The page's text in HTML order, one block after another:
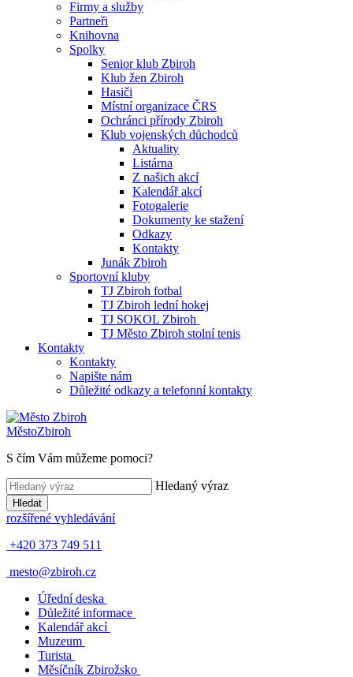
Firmy a služby
Partneři
Knihovna
Spolky
Senior klub Zbiroh
Klub žen Zbiroh
Hasiči
Místní organizace ČRS
Ochránci přírody Zbiroh
Klub vojenských důchodců
Aktuality
Listárna
Z našich akcí
Kalendář akcí
Fotogalerie
Dokumenty ke stažení
Odkazy
Kontakty
Junák Zbiroh
Sportovní kluby
TJ Zbiroh fotbal
TJ Zbiroh lední hokej
TJ SOKOL Zbiroh
TJ Město Zbiroh stolní tenis
Kontakty
Kontakty
Napište nám
Důležité odkazy a telefonní kontakty
MěstoZbiroh
S čím Vám můžeme pomoci?
Hledaný výraz
Hledat
rozšířené vyhledávání
+420 373 749 511
mesto@zbiroh.cz
Úřední deska
Důležité informace
Kalendář akcí
Muzeum
Turista
Měsíčník Zbirožsko